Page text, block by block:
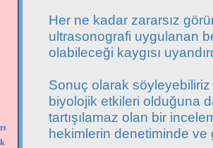
Her ne kadar zararsız
ultrasonografi uygulanan
olabileceği kaygısı
Sonuç olarak
biyolojik etkileri olduğuna
tartışılamaz olan bir
hekimlerin denetiminde ve